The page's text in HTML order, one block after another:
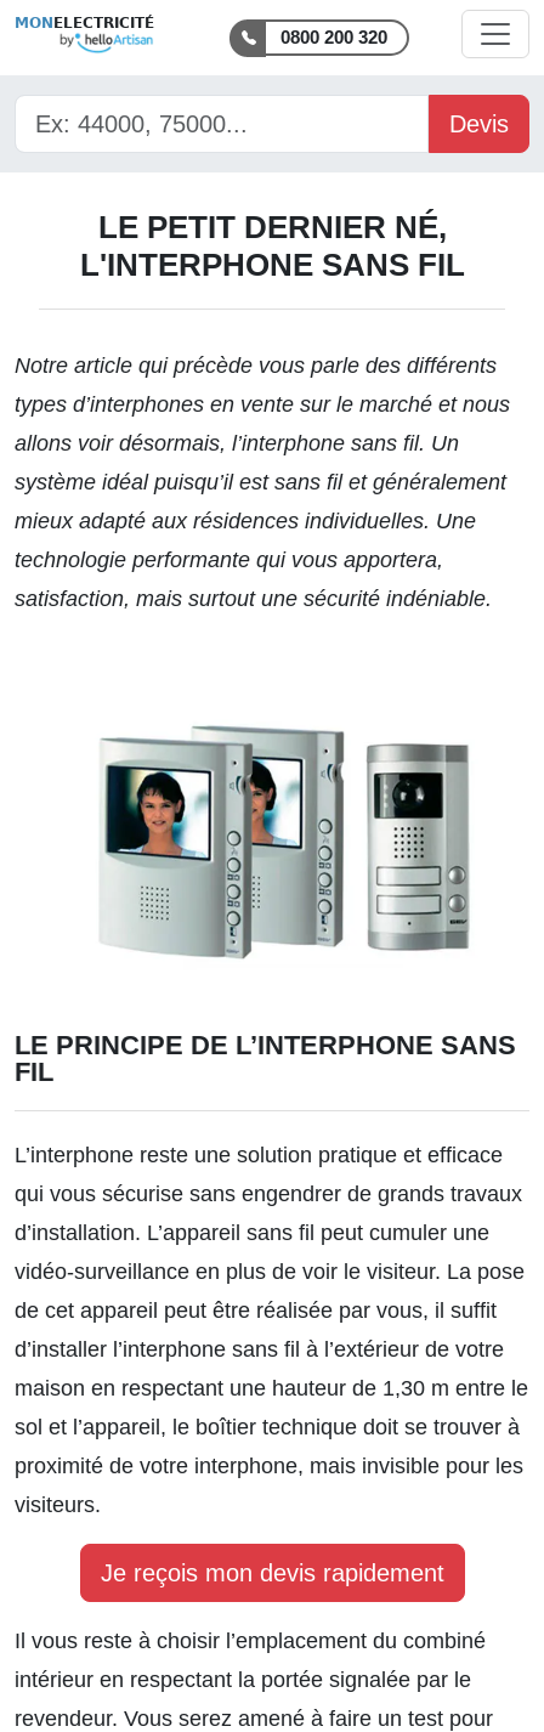
MON ELECTRICITÉ
0800 200 320
Devis
LE PETIT DERNIER NÉ,
L'INTERPHONE SANS FIL
Notre article qui précède vous parle des différents
types d’interphones en vente sur le marché et nous
allons voir désormais, l’interphone sans fil. Un
système idéal puisqu’il est sans fil et généralement
mieux adapté aux résidences individuelles. Une
technologie performante qui vous apportera,
satisfaction, mais surtout une sécurité indéniable.
LE PRINCIPE DE L’INTERPHONE SANS
FIL
L’interphone reste une solution pratique et efficace
qui vous sécurise sans engendrer de grands travaux
d’installation. L’appareil sans fil peut cumuler une
vidéo-surveillance en plus de voir le visiteur. La pose
de cet appareil peut être réalisée par vous, il suffit
d’installer l’interphone sans fil à l’extérieur de votre
maison en respectant une hauteur de 1,30 m entre le
sol et l’appareil, le boîtier technique doit se trouver à
proximité de votre interphone, mais invisible pour les
visiteurs.
Je reçois mon devis rapidement
Il vous reste à choisir l’emplacement du combiné
intérieur en respectant la portée signalée par le
revendeur. Vous serez amené à faire un test pour